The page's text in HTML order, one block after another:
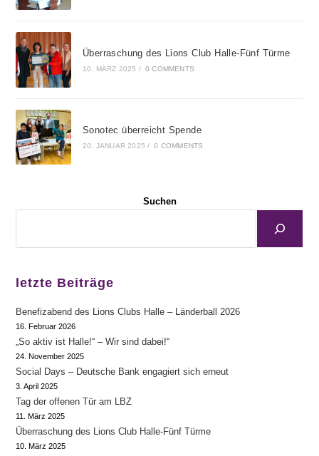
Überraschung des Lions Club Halle-Fünf Türme
10. MÄRZ 2025 / 0 COMMENTS
Sonotec überreicht Spende
20. JANUAR 2025 / 0 COMMENTS
Suchen
letzte Beiträge
Benefizabend des Lions Clubs Halle – Länderball 2026
16. Februar 2026
„So aktiv ist Halle!“ – Wir sind dabei!“
24. November 2025
Social Days – Deutsche Bank engagiert sich erneut
3. April 2025
Tag der offenen Tür am LBZ
11. März 2025
Überraschung des Lions Club Halle-Fünf Türme
10. März 2025